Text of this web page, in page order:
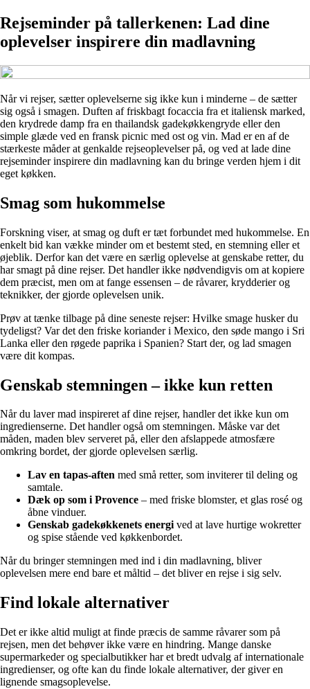
Rejseminder på tallerkenen: Lad dine
oplevelser inspirere din madlavning
Når vi rejser, sætter oplevelserne sig ikke kun i minderne – de sætter
sig også i smagen. Duften af friskbagt focaccia fra et italiensk marked,
den krydrede damp fra en thailandsk gadekøkkengryde eller den
simple glæde ved en fransk picnic med ost og vin. Mad er en af de
stærkeste måder at genkalde rejseoplevelser på, og ved at lade dine
rejseminder inspirere din madlavning kan du bringe verden hjem i dit
eget køkken.
Smag som hukommelse
Forskning viser, at smag og duft er tæt forbundet med hukommelse. En
enkelt bid kan vække minder om et bestemt sted, en stemning eller et
øjeblik. Derfor kan det være en særlig oplevelse at genskabe retter, du
har smagt på dine rejser. Det handler ikke nødvendigvis om at kopiere
dem præcist, men om at fange essensen – de råvarer, krydderier og
teknikker, der gjorde oplevelsen unik.
Prøv at tænke tilbage på dine seneste rejser: Hvilke smage husker du
tydeligst? Var det den friske koriander i Mexico, den søde mango i Sri
Lanka eller den røgede paprika i Spanien? Start der, og lad smagen
være dit kompas.
Genskab stemningen – ikke kun retten
Når du laver mad inspireret af dine rejser, handler det ikke kun om
ingredienserne. Det handler også om stemningen. Måske var det
måden, maden blev serveret på, eller den afslappede atmosfære
omkring bordet, der gjorde oplevelsen særlig.
Lav en tapas-aften med små retter, som inviterer til deling og
samtale.
Dæk op som i Provence – med friske blomster, et glas rosé og
åbne vinduer.
Genskab gadekøkkenets energived at lave hurtige wokretter
og spise stående ved køkkenbordet.
Når du bringer stemningen med ind i din madlavning, bliver
oplevelsen mere end bare et måltid – det bliver en rejse i sig selv.
Find lokale alternativer
Det er ikke altid muligt at finde præcis de samme råvarer som på
rejsen, men det behøver ikke være en hindring. Mange danske
supermarkeder og specialbutikker har et bredt udvalg af internationale
ingredienser, og ofte kan du finde lokale alternativer, der giver en
lignende smagsoplevelse.